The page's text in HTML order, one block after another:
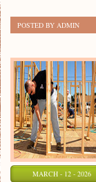
POSTED BY ADMIN
MARCH - 12 - 2026